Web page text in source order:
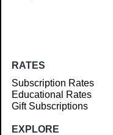
RATES
Subscription Rates
Educational Rates
Gift Subscriptions
EXPLORE